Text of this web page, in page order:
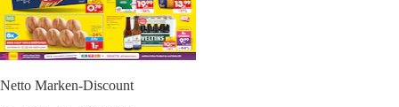
Netto Marken-Discount